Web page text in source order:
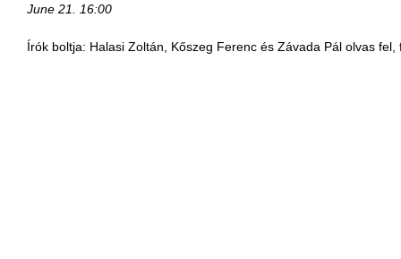
June 21. 16:00
Írók boltja: Halasi Zoltán, Kőszeg Ferenc és Závada Pál olvas